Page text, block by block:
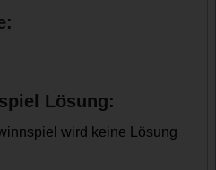
Lösung:
wird keine Lösung